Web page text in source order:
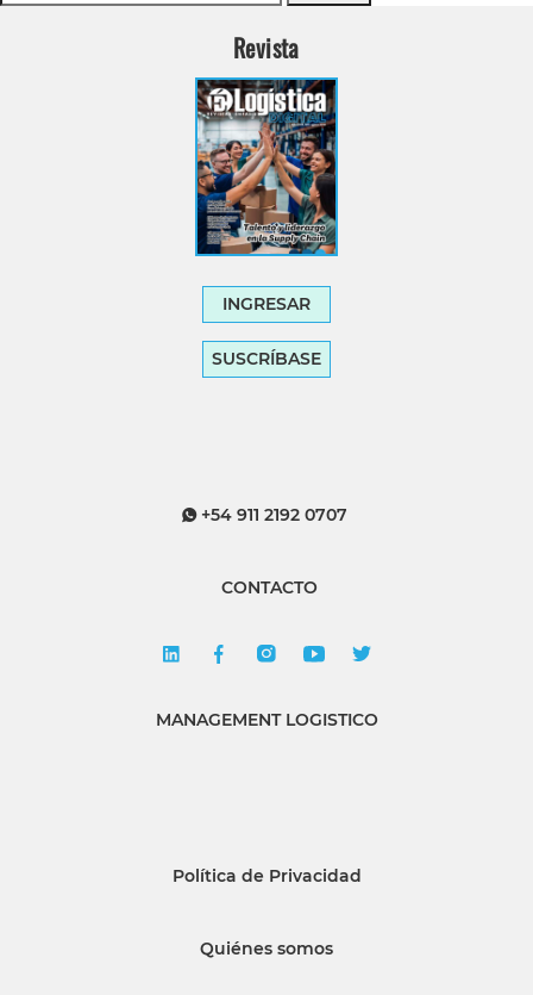
Revista
INGRESAR
SUSCRÍBASE
+54 911 2192 0707
CONTACTO
MANAGEMENT LOGISTICO
Política de Privacidad
Quiénes somos